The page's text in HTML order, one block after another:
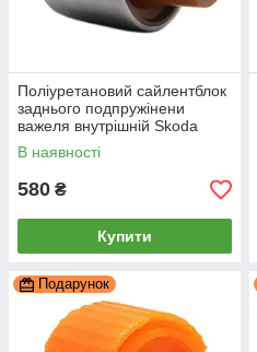
Поліуретановий сайлентблок
заднього подпружінени
важеля внутрішній Skoda
Octavia 2004-2010, PP-0164
В наявності
580 ₴
Купити
Подарунок